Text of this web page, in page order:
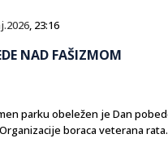
, 23:16
NAD FAŠIZMOM
parku obeležen je Dan
Organizacije boraca veterana